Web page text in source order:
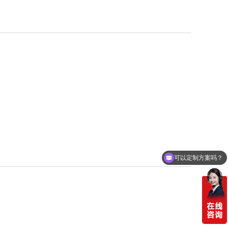
可以定制方案吗？